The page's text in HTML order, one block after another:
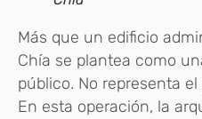
Más que un edificio
Chía se plantea como
público. No representa
En esta operación, la